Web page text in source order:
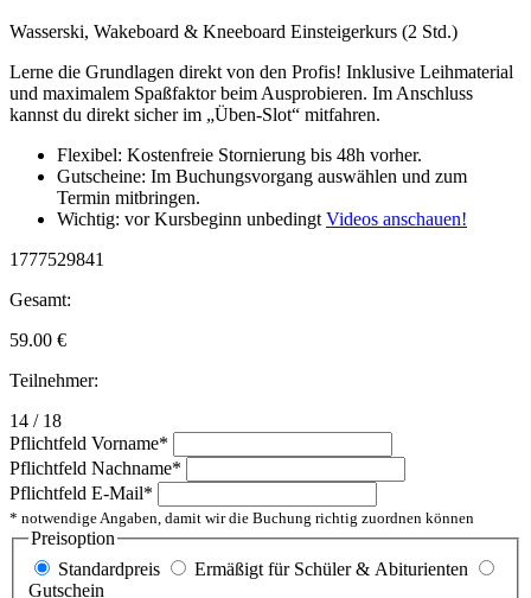
Wasserski, Wakeboard & Kneeboard Einsteigerkurs (2 Std.)
Lerne die Grundlagen direkt von den Profis! Inklusive Leihmaterial
und maximalem Spaßfaktor beim Ausprobieren. Im Anschluss
kannst du direkt sicher im „Üben-Slot“ mitfahren.
Flexibel: Kostenfreie Stornierung bis 48h vorher.
Gutscheine: Im Buchungsvorgang auswählen und zum
Termin mitbringen.
Wichtig: vor Kursbeginn unbedingt Videos anschauen!
1777529841
Gesamt:
59.00 €
Teilnehmer:
14 / 18
Pflichtfeld Vorname*
Pflichtfeld Nachname*
Pflichtfeld E-Mail*
* notwendige Angaben, damit wir die Buchung richtig zuordnen können
Preisoption
Standardpreis
Ermäßigt für Schüler & Abiturienten
Gutschein